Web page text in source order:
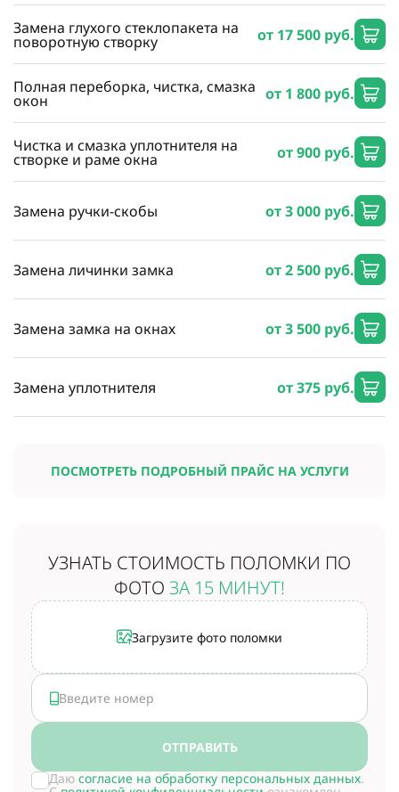
Замена глухого стеклопакета на
поворотную створку от 17 500 руб.
Полная переборка, чистка, смазка
окон от 1 800 руб.
Чистка и смазка уплотнителя на
створке и раме окна от 900 руб.
Замена ручки-скобы от 3 000 руб.
Замена личинки замка от 2 500 руб.
Замена замка на окнах от 3 500 руб.
Замена уплотнителя от 375 руб.
ПОСМОТРЕТЬ ПОДРОБНЫЙ ПРАЙС НА УСЛУГИ
УЗНАТЬ СТОИМОСТЬ ПОЛОМКИ ПО
ФОТО ЗА 15 МИНУТ!
Загрузите фото поломки
ОТПРАВИТЬ
Даю согласие на обработку персональных данных.